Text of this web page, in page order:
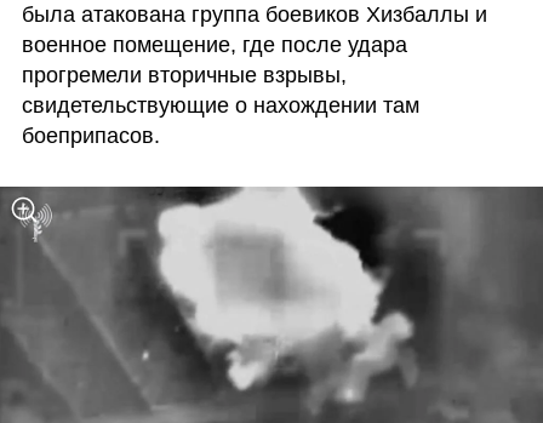
была атакована группа боевиков Хизбаллы и
военное помещение, где после удара
прогремели вторичные взрывы,
свидетельствующие о нахождении там
боеприпасов.